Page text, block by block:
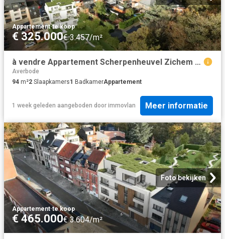
Appartement·te koop
€ 325.000€ 3.457/m²
à vendre Appartement Scherpenheuvel Zichem Diestsestraat
Averbode
94 m²2 Slaapkamers1 BadkamerAppartement
1 week geleden aangeboden door immovlan Meer informatie
Foto bekijken
Appartement·te koop
€ 465.000€ 3.604/m²